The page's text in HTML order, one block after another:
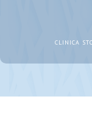
CLINICA